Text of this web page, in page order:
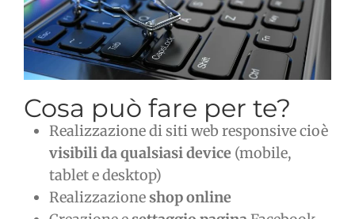
Cosa può fare per te?
Realizzazione di siti web responsive cioè
visibili da qualsiasi device (mobile,
tablet e desktop)
Realizzazioneshop online